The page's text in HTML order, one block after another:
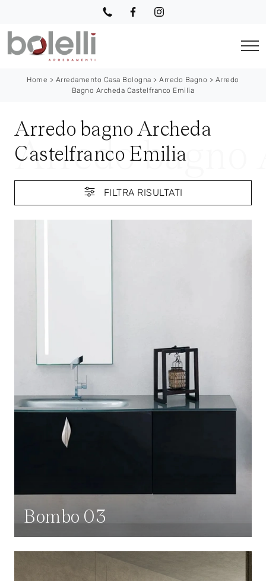
Home > Arredamento Casa Bologna >Arredo Bagno > Arredo
Bagno Archeda Castelfranco Emilia
Arredo bagno Archeda
Castelfranco Emilia
FILTRA RISULTATI
Bombo 03